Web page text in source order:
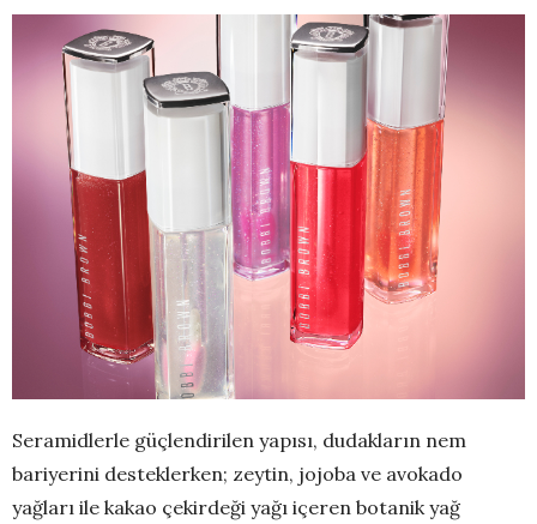
Seramidlerle güçlendirilen yapısı, dudakların nem
bariyerini desteklerken; zeytin, jojoba ve avokado
yağları ile kakao çekirdeği yağı içeren botanik yağ